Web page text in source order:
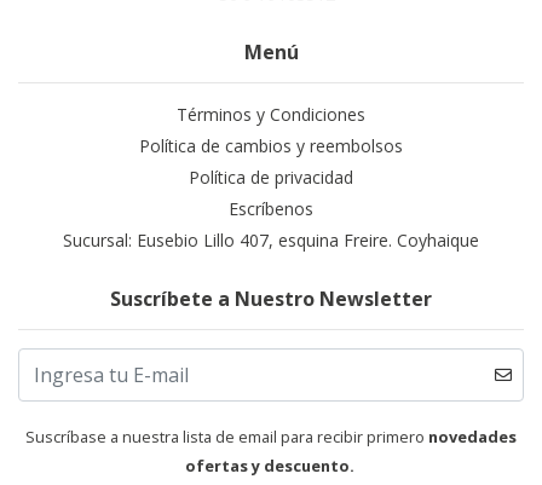
Menú
Términos y Condiciones
Política de cambios y reembolsos
Política de privacidad
Escríbenos
Sucursal: Eusebio Lillo 407, esquina Freire. Coyhaique
Suscríbete a Nuestro Newsletter
Suscríbase a nuestra lista de email para recibir primero novedades
ofertas y descuento.